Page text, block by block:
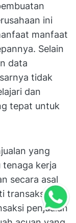
ini
manfaat
Selain
data
tidak
dan
tepat untuk
yang
kerja
secara asal
transaksi
penjualan